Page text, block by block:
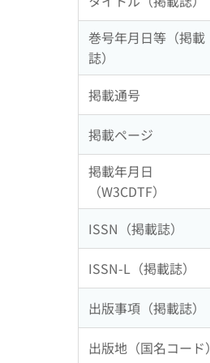
巻号年月日等（掲載
誌）
掲載通号
掲載ページ
掲載年月日
（W3CDTF）
ISSN（掲載誌）
ISSN-L（掲載誌）
出版事項（掲載誌）
出版地（国名コード）